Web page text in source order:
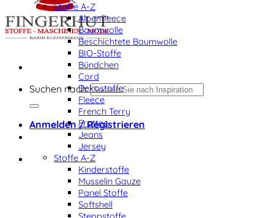
Suchen nach:
Anmelden / Registrieren
Stoffe A-Z
Alpenfleece
Baumwolle
Beschichtete Baumwolle
BIO-Stoffe
Bündchen
Cord
Dekostoffe
Fleece
French Terry
Frottee
Jeans
Jersey
Stoffe A-Z
Kinderstoffe
Musselin Gauze
Panel Stoffe
Softshell